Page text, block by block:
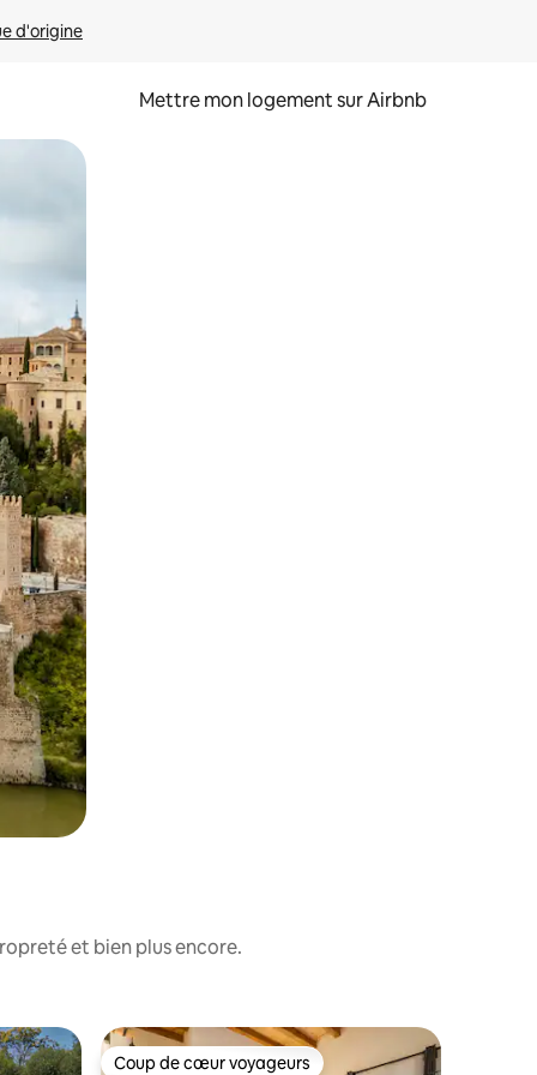
d'origine
Mettre mon logement sur Airbnb
glisser.
et bien plus encore.
Coup de cœur voyageurs